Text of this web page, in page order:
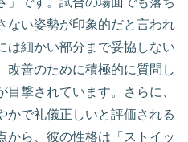
ない姿勢が印象的だと言われ
は細かい部分まで妥協しない
改善のために積極的に質問し
撃されています。さらに、
かで礼儀正しいと評価される
から、彼の性格は「ストイッ